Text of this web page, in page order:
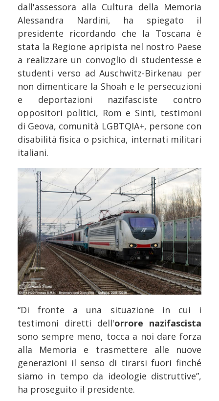
dall'assessora alla Cultura della Memoria
Alessandra Nardini, ha spiegato il
presidente ricordando che la Toscana è
stata la Regione apripista nel nostro Paese
a realizzare un convoglio di studentesse e
studenti verso ad Auschwitz-Birkenau per
non dimenticare la Shoah e le persecuzioni
e deportazioni nazifasciste contro
oppositori politici, Rom e Sinti, testimoni
di Geova, comunità LGBTQIA+, persone con
disabilità fisica o psichica, internati militari
italiani.
“Di fronte a una situazione in cui i
testimoni diretti dell'orrore nazifascista
sono sempre meno, tocca a noi dare forza
alla Memoria e trasmettere alle nuove
generazioni il senso di tirarsi fuori finché
siamo in tempo da ideologie distruttive”,
ha proseguito il presidente.